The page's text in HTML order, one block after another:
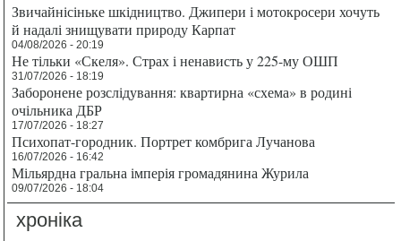
Звичайнісіньке шкідництво. Джипери і мотокросери хочуть
й надалі знищувати природу Карпат
04/08/2026 - 20:19
Не тільки «Скеля». Страх і ненависть у 225-му ОШП
31/07/2026 - 18:19
Заборонене розслідування: квартирна «схема» в родині
очільника ДБР
17/07/2026 - 18:27
Психопат-городник. Портрет комбрига Лучанова
16/07/2026 - 16:42
Мільярдна гральна імперія громадянина Журила
09/07/2026 - 18:04
хроніка